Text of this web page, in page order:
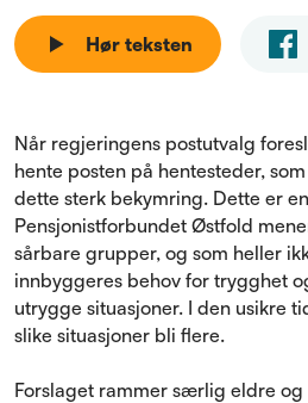
Hør teksten
Når regjeringens postutvalg
hente posten på hentesteder,
dette sterk bekymring. Dette er
Pensjonistforbundet Østfold
sårbare grupper, og som heller
innbyggeres behov for trygghet
utrygge situasjoner. I den usikre
slike situasjoner bli flere.
Forslaget rammer særlig eldre